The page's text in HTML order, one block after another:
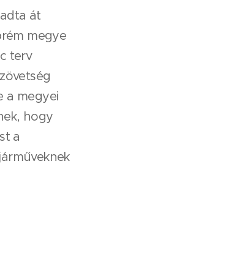
át
megye
terv
a megyei
hogy
a